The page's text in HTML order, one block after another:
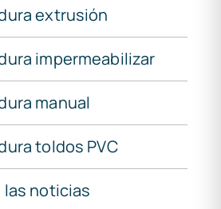
extrusión
impermeabilizar
manual
toldos PVC
las noticias